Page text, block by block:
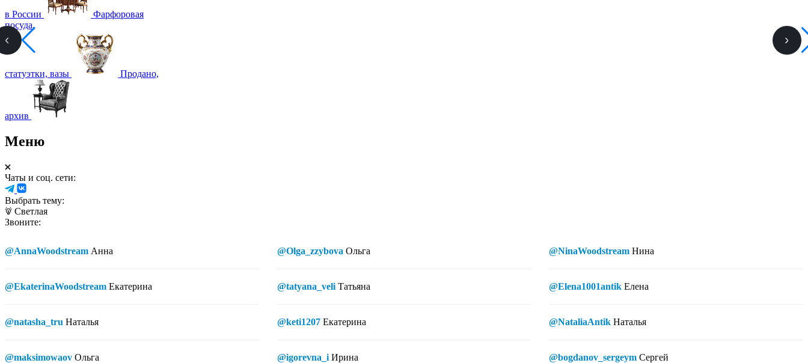
в России
Фарфоровая
посуда,
статуэтки, вазы Продано,
архив
Меню
Чаты и соц. сети:
Выбрать тему:
Светлая
Звоните:
@AnnaWoodstream Анна
@EkaterinaWoodstream Екатерина
@natasha_tru Наталья
@maksimowaov Ольга
@Olga_zzybova Ольга
@tatyana_veli Татьяна
@keti1207 Екатерина
@igorevna_i Ирина
@NinaWoodstream Нина
@Elena1001antik Елена
@NataliaAntik Наталья
@bogdanov_sergeym Сергей